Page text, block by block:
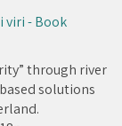
viri - Book
through river
solutions